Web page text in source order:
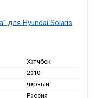
для Hyundai Solaris
Хэтчбек
2010-
черный
Россия